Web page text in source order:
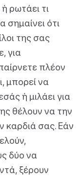
ρωτάει τι
σημαίνει ότι
της σας
για
πλέον
μπορεί να
ή μιλάει για
θέλουν να την
καρδιά σας. Εάν
δύο να
ξέρουν